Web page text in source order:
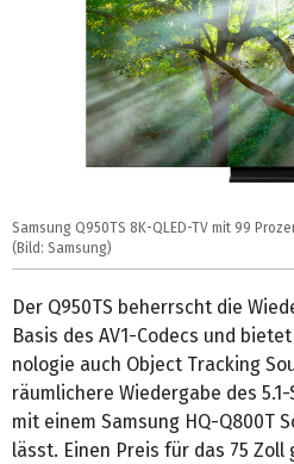
Samsung Q950TS 8K-QLED-TV mit 99
(Bild: Samsung)
Der Q950TS beherrscht die
Basis des AV1-Co­decs und
no­lo­gie auch Ob­ject Tracking
räumlichere Wiedergabe des
mit einem Samsung HQ-Q800T
lässt. Einen Preis für das 75